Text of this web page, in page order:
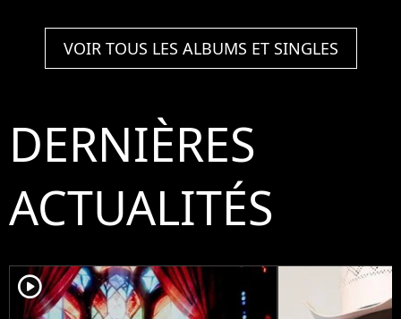
VOIR TOUS LES ALBUMS ET SINGLES
DERNIÈRES
ACTUALITÉS
player2